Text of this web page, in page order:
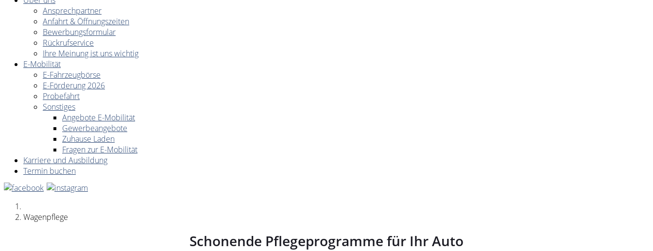
Ansprechpartner
Anfahrt & Öffnungszeiten
Bewerbungsformular
Rückrufservice
Ihre Meinung ist uns wichtig
E-Mobilität
E-Fahrzeugbörse
E-Förderung 2026
Probefahrt
Sonstiges
Angebote E-Mobilität
Gewerbeangebote
Zuhause Laden
Fragen zur E-Mobilität
Karriere und Ausbildung
Termin buchen
Wagenpflege
Schonende Pflegeprogramme für Ihr Auto